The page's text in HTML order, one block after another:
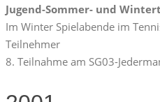
Jugend-Sommer- und
Im Winter Spielabende im
Teilnehmer
8. Teilnahme am SG03-